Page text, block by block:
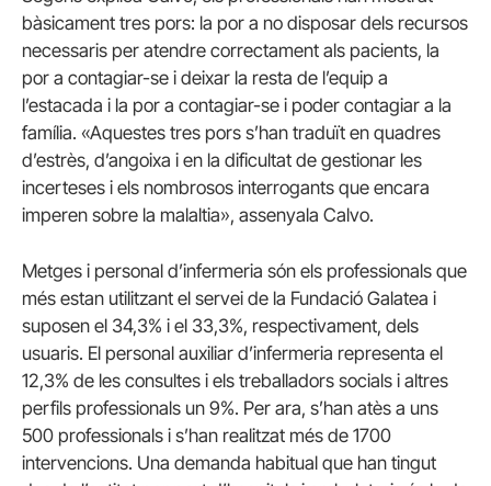
bàsicament tres pors: la por a no disposar dels recursos
necessaris per atendre correctament als pacients, la
por a contagiar-se i deixar la resta de l’equip a
l’estacada i la por a contagiar-se i poder contagiar a la
família. «Aquestes tres pors s’han traduït en quadres
d’estrès, d’angoixa i en la dificultat de gestionar les
incerteses i els nombrosos interrogants que encara
imperen sobre la malaltia», assenyala Calvo.
Metges i personal d’infermeria són els professionals que
més estan utilitzant el servei de la Fundació Galatea i
suposen el 34,3% i el 33,3%, respectivament, dels
usuaris. El personal auxiliar d’infermeria representa el
12,3% de les consultes i els treballadors socials i altres
perfils professionals un 9%. Per ara, s’han atès a uns
500 professionals i s’han realitzat més de 1700
intervencions. Una demanda habitual que han tingut